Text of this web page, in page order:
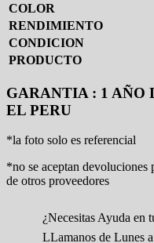
COLOR
RENDIMIENTO
CONDICION
PRODUCTO
GARANTIA : 1 AÑO
EL PERU
*la foto solo es referencial
*no se aceptan
de otros proveedores
¿Necesitas Ayuda en
LLamanos de Lunes